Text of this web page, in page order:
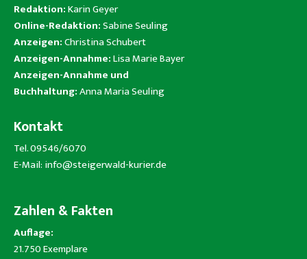
Redaktion:Karin Geyer
Online-Redaktion:Sabine Seuling
Anzeigen:Christina Schubert
Anzeigen-Annahme:Lisa Marie Bayer
Anzeigen-Annahme und
Buchhaltung:Anna Maria Seuling
Kontakt
Tel. 09546/6070
E-Mail: info@steigerwald-kurier.de
Zahlen & Fakten
Auflage:
21.750 Exemplare